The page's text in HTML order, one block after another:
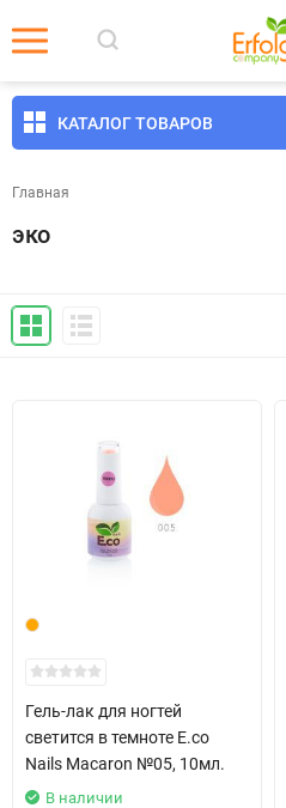
КАТАЛОГ ТОВАРОВ
Главная
эко
Гель-лак для ногтей
светится в темноте E.co
Nails Macaron №05, 10мл.
В наличии